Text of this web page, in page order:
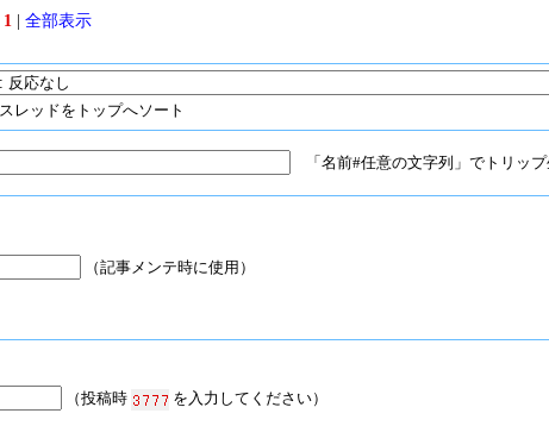
1 | 全部表示
スレッドをトップへソート
「名前#任意の文字列」でトリップ
（記事メンテ時に使用）
（投稿時 を入力してください）